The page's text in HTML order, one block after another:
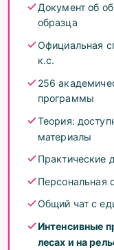
Действующих
Всех, кто
Документ об
образца
Официальная
к.с.
256
программы
Теория:
материалы
Практические
Персональная
Общий чат с
Интенсивные
лесах и на